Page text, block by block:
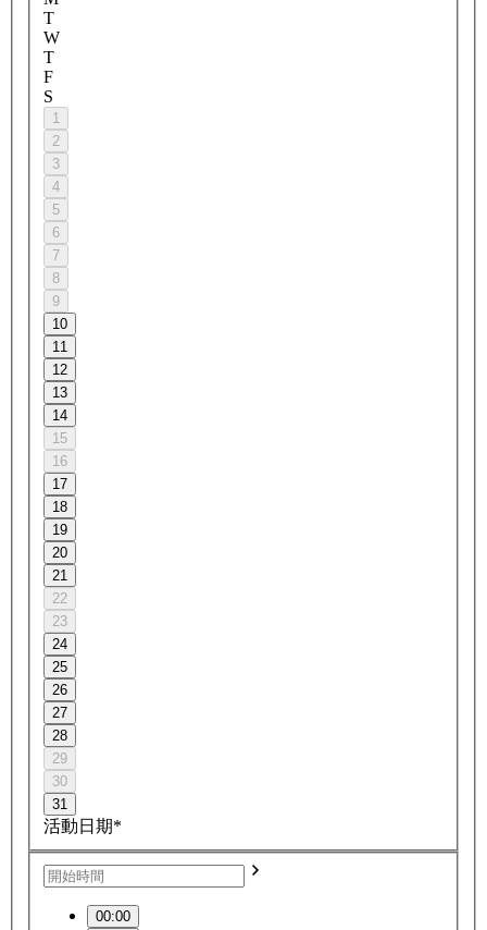
T
W
T
F
S
1
2
3
4
5
6
7
8
9
10
11
12
13
14
15
16
17
18
19
20
21
22
23
24
25
26
27
28
29
30
31
活動日期*
00:00